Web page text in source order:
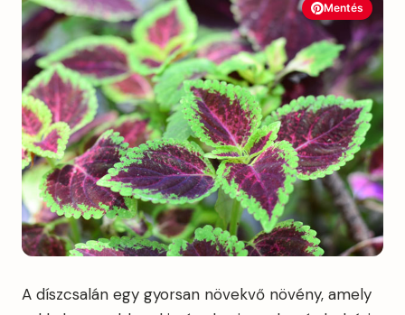
Mentés
A díszcsalán egy gyorsan növekvő növény, amely